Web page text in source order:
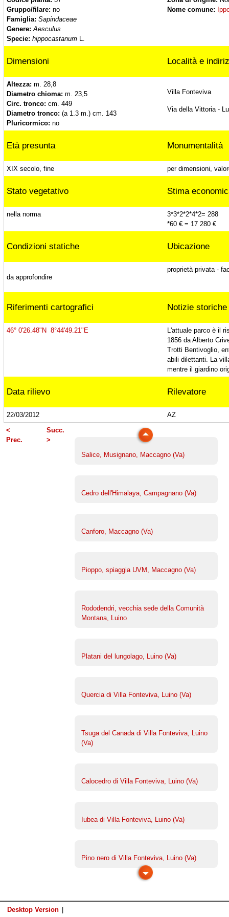
Gruppo/filare: no
Famiglia: Sapindaceae
Genere: Aesculus
Specie: hippocastanumL.
Nome comune:
Dimensioni Località e
Altezza: m. 28,8
Diametro chioma: m. 23,5
Circ. tronco: cm. 449
Diametro tronco: (a 1.3 m.) cm. 143
Pluricormico: no
Villa Fonteviva
Via della Vittoria -
Età presunta Monumentalità
XIX secolo, fine per dimensioni,
Stato vegetativo Stima
nella norma
3*3*2*2*4*2= 288
*60 € = 17 280 €
Condizioni statiche Ubicazione
da approfondire
proprietà privata -
Riferimenti cartografici Notizie storiche
46° 0'26.48"N 8°44'49.21"E
L'attuale parco è il
1856 da Alberto
Trotti Bentivoglio,
abili dilettanti. La
mentre il giardino
Data rilievo Rilevatore
22/03/2012 AZ
Salice, Musignano, Maccagno (Va)
Cedro dell'Himalaya, Campagnano (Va)
Canforo, Maccagno (Va)
Pioppo, spiaggia UVM, Maccagno (Va)
Rododendri, vecchia sede della Comunità
Montana, Luino
Platani del lungolago, Luino (Va)
Quercia di Villa Fonteviva, Luino (Va)
Tsuga del Canada di Villa Fonteviva, Luino
(Va)
Calocedro di Villa Fonteviva, Luino (Va)
Iubea di Villa Fonteviva, Luino (Va)
Pino nero di Villa Fonteviva, Luino (Va)
Carpino di Villa Fonteviva, Luino (Va)
Tiglio europeo, Ternate (Va)
Tiglio plathyphyllos, Ternate (Va)
Cedro di Villa Borromeo, Viggiù (Va)
Platano di Punta Lavello, Brezzo di Bedero
<
Prec.
Succ.
>
Desktop Version